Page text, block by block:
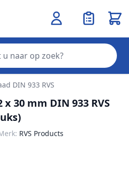
DIN 933 RVS
30 mm DIN 933 RVS
RVS Products